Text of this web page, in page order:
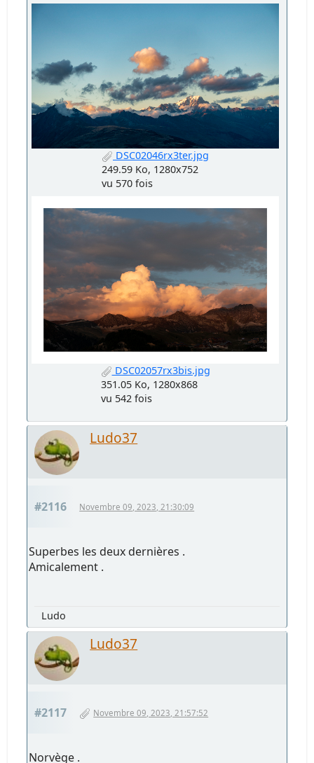
DSC02046rx3ter.jpg
249.59 Ko, 1280x752
vu 570 fois
DSC02057rx3bis.jpg
351.05 Ko, 1280x868
vu 542 fois
Ludo37
#2116 Novembre 09, 2023, 21:30:09
Superbes les deux dernières .
Amicalement .
Ludo
Ludo37
#2117 Novembre 09, 2023, 21:57:52
Norvège .